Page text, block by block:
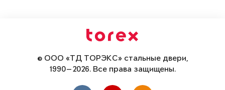
© ООО «ТД ТОРЭКС» стальные двери,
1990—2026. Все права защищены.